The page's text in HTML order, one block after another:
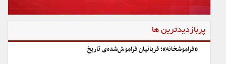
پربازدیدترین ها
«فراموشخانه»؛ قربانیان فراموش‌شده‌ی تاریخ